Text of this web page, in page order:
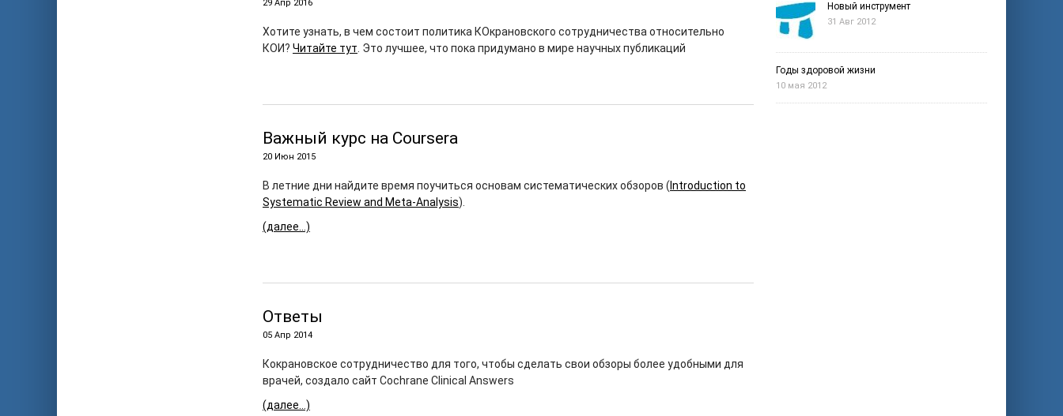
29 Апр 2016
Хотите узнать, в чем состоит политика КОкрановского сотрудничества относительно
КОИ? Читайте тут . Это лучшее, что пока придумано в мире научных публикаций
Важный курс на Coursera
20 Июн 2015
В летние дни найдите время поучиться основам систематических обзоров ( Introduction to
Systematic Review and Meta-Analysis).
(далее…)
Ответы
05 Апр 2014
Кокрановское сотрудничество для того, чтобы сделать свои обзоры более удобными для
врачей, создало сайт Cochrane Clinical Answers
(далее…)
Новый инструмент
31 Авг 2012
Годы здоровой жизни
10 мая 2012